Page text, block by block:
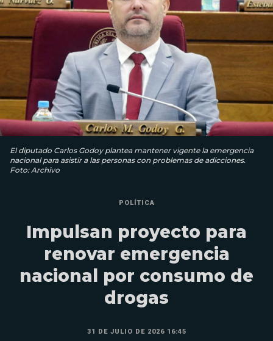
El diputado Carlos Godoy plantea mantener vigente la emergencia
nacional para asistir a las personas con problemas de adicciones.
Foto: Archivo
POLÍTICA
Impulsan proyecto para
renovar emergencia
nacional por consumo de
drogas
31 DE JULIO DE 2026 16:45